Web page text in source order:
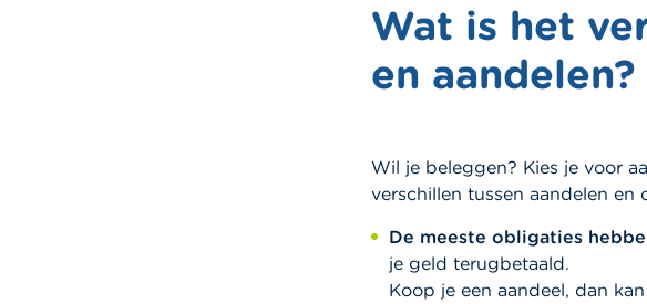
Wat is het
en aandelen?
Wil je beleggen? Kies je voor
verschillen tussen aandelen en
De meeste obligaties
je geld terugbetaald.
Koop je een aandeel, dan